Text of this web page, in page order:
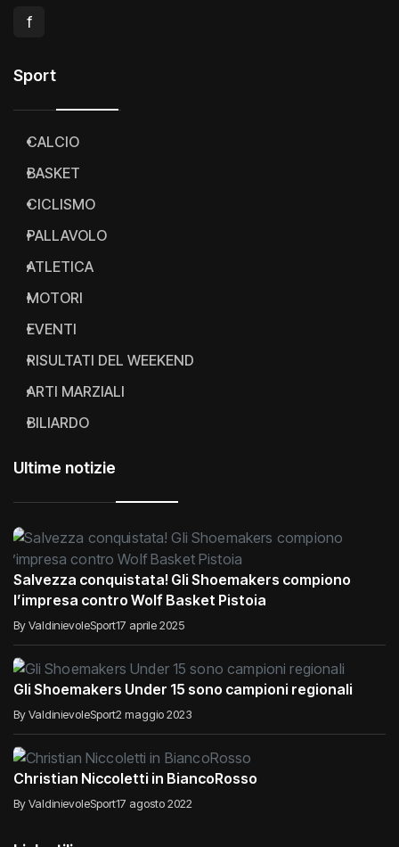
f
Sport
CALCIO
BASKET
CICLISMO
PALLAVOLO
ATLETICA
MOTORI
EVENTI
RISULTATI DEL WEEKEND
ARTI MARZIALI
BILIARDO
Ultime notizie
Salvezza conquistata! Gli Shoemakers compiono
l’impresa contro Wolf Basket Pistoia
By ValdinievoleSport17 aprile 2025
Gli Shoemakers Under 15 sono campioni regionali
By ValdinievoleSport2 maggio 2023
Christian Niccoletti in BiancoRosso
By ValdinievoleSport17 agosto 2022